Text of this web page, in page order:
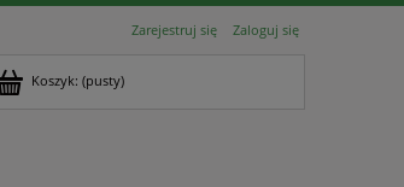
Zarejestruj się Zaloguj się
Koszyk: (pusty)